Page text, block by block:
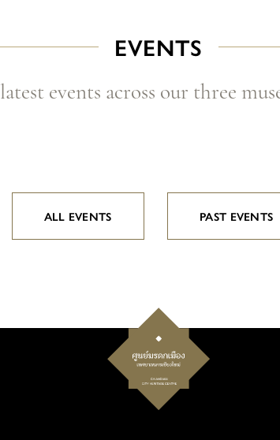
EVENTS
latest events across our three
ALL EVENTS PAST EVENTS